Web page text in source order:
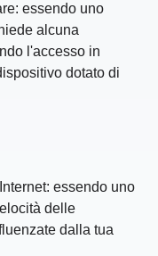
essendo uno
alcuna
l'accesso in
dotato di
essendo uno
delle
dalla tua